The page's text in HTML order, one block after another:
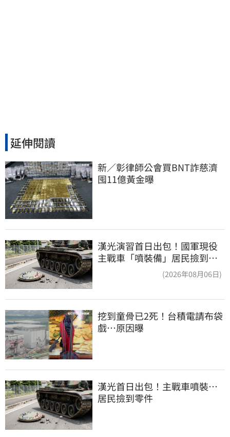
延伸閱讀
新／彰律師公會買BNT詐慈濟
囤11億黃金曝
漢光演習首日出包！國軍現役
主戰車「噴裝備」居民撿到零
(2026年08月06日)
挖到童骨已2死！台積電請布袋
戲…原因曝
漢光首日出包！主戰車噴裝…
居民撿到零件